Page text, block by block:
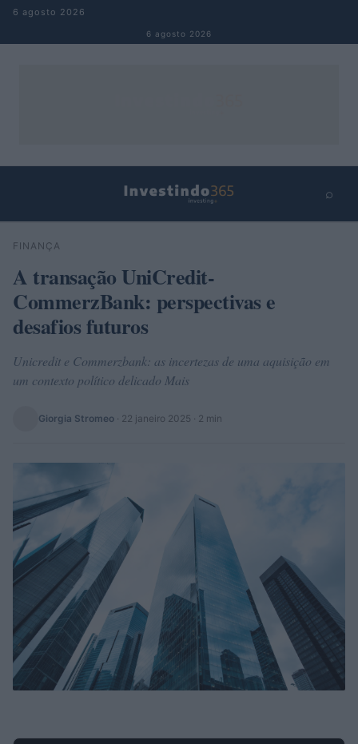
Pular para o conteúdo
6 agosto 2026
6 agosto 2026
⌕
Buscar
FINANÇA
A transação UniCredit-
CommerzBank: perspectivas e
desafios futuros
Unicredit e Commerzbank: as incertezas de uma aquisição em
um contexto político delicado Mais
Giorgia Stromeo · 22 janeiro 2025 · 2 min